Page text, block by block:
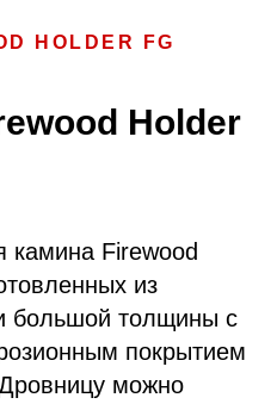
HOLDER FG
Holder
камина Firewood
из
большой толщины с
покрытием
можно